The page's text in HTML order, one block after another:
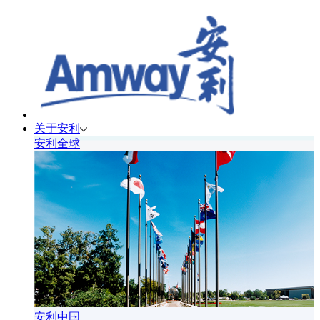
关于安利
安利全球
安利中国